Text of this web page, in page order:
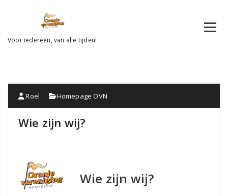
Voor iedereen, van alle tijden!
Roel Homepage OVN
Wie zijn wij?
Wie zijn wij?